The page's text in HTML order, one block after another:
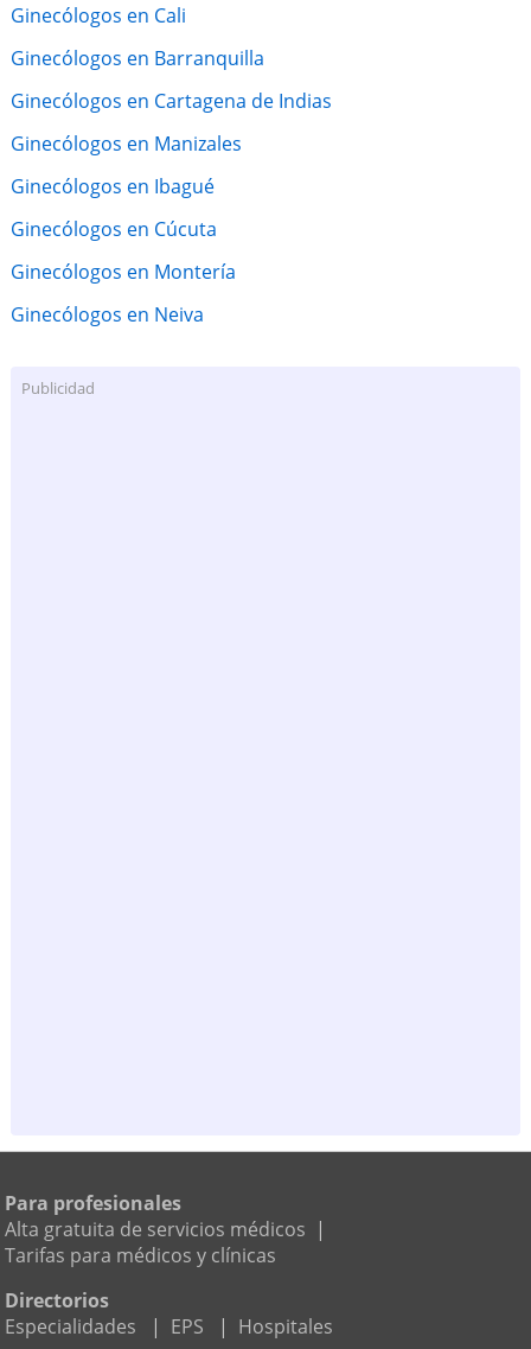
Ginecólogos en Cali
Ginecólogos en Barranquilla
Ginecólogos en Cartagena de Indias
Ginecólogos en Manizales
Ginecólogos en Ibagué
Ginecólogos en Cúcuta
Ginecólogos en Montería
Ginecólogos en Neiva
Publicidad
Para profesionales
Alta gratuita de servicios médicos |
Tarifas para médicos y clínicas
Directorios
Especialidades
| EPS | Hospitales